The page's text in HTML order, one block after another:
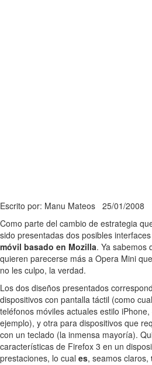
Escrito por: Manu Mateos 25/01/2008
Como parte del cambio de estrategia
sido presentadas dos posibles
móvil basado en Mozilla. Ya sabemos
quieren parecerse más a Opera Mini
no les culpo, la verdad.
Los dos diseños presentados
dispositivos con pantalla táctil (como
teléfonos móviles actuales estilo
ejemplo), y otra para dispositivos que
con un teclado (la inmensa mayoría).
características de Firefox 3 en un
prestaciones, lo cual es, seamos claros,